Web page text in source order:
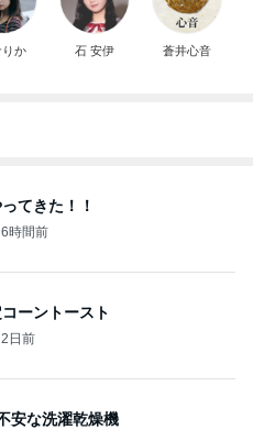
りか 石 安伊 蒼井心音
てきた！！
6時間前
ーントースト
2日前
安な洗濯乾燥機